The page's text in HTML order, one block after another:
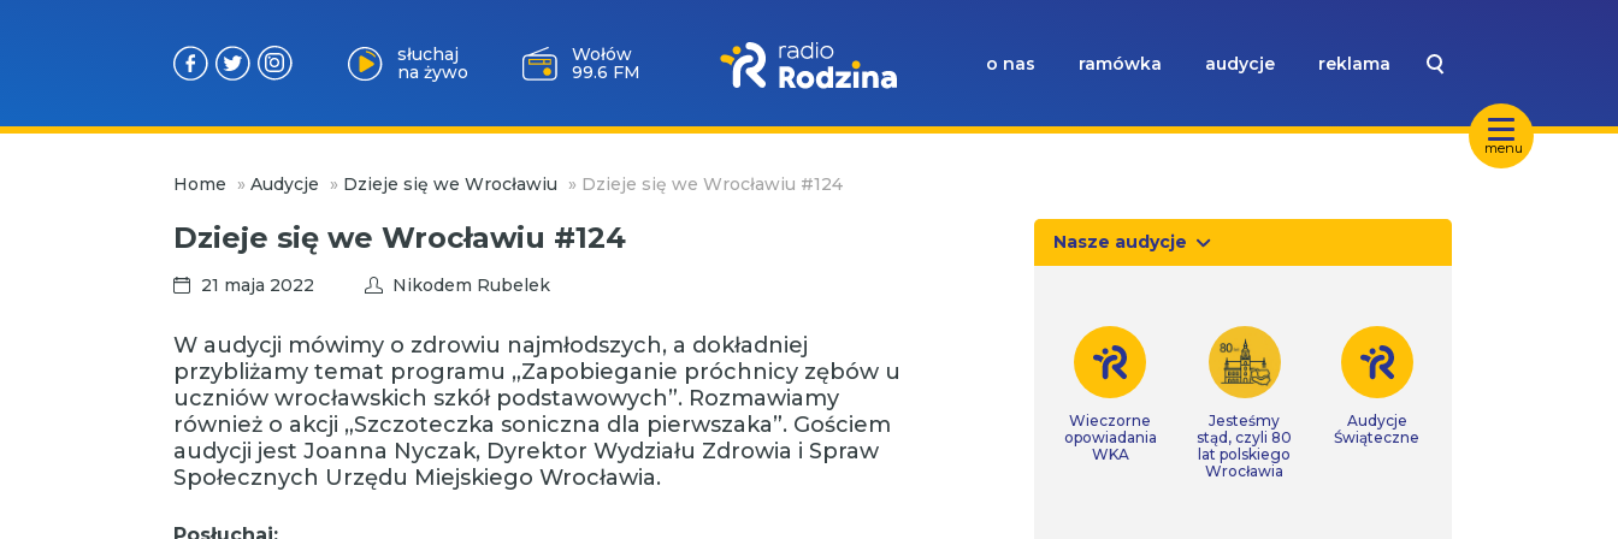
menu
słuchaj
na żywo
Wołów
99.6 FM
o nas ramówka audycje reklama
Home » Audycje » Dzieje się we Wrocławiu » Dzieje się we Wrocławiu #124
Dzieje się we Wrocławiu #124
21 maja 2022 Nikodem Rubelek
W audycji mówimy o zdrowiu najmłodszych, a dokładniej
przybliżamy temat programu „Zapobieganie próchnicy zębów u
uczniów wrocławskich szkół podstawowych”. Rozmawiamy
również o akcji „Szczoteczka soniczna dla pierwszaka”. Gościem
audycji jest Joanna Nyczak, Dyrektor Wydziału Zdrowia i Spraw
Społecznych Urzędu Miejskiego Wrocławia.
Nasze audycje
Wieczorne
opowiadania
WKA
Jesteśmy
stąd, czyli 80
lat polskiego
Wrocławia
Audycje
Świąteczne